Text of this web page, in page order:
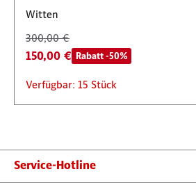
Witten
300,00 €
150,00 € Rabatt -50%
Verfügbar: 15 Stück
Service-Hotline